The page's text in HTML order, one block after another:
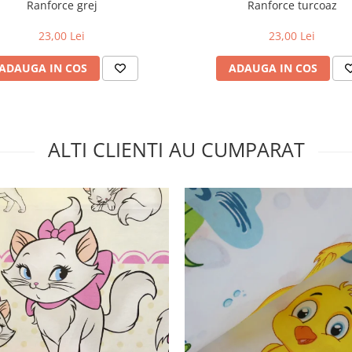
Ranforce grej
23,00 Lei
IN COS
Ranforce turcoaz
23,00 Lei
ADAUGA IN COS
ALTI CLIENTI AU CUMPARAT